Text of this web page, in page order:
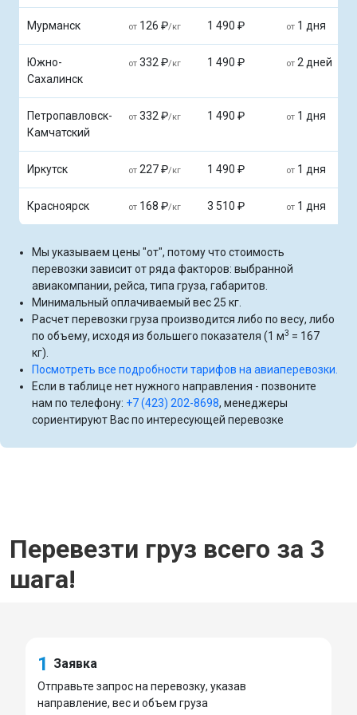
Мурманск от 126 ₽/кг 1 490 ₽ от 1 дня
Южно-
Сахалинск
от 332 ₽/кг 1 490 ₽ от 2 дней
Петропавловск-
Камчатский
от 332 ₽/кг 1 490 ₽ от 1 дня
Иркутск от 227 ₽/кг 1 490 ₽ от 1 дня
Красноярск от 168 ₽/кг 3 510 ₽ от 1 дня
Мы указываем цены "от", потому что стоимость
перевозки зависит от ряда факторов: выбранной
авиакомпании, рейса, типа груза, габаритов.
Минимальный оплачиваемый вес 25 кг.
Расчет перевозки груза производится либо по весу, либо
по объему, исходя из большего показателя (1 м3 = 167
кг).
Посмотреть все подробности тарифов на авиаперевозки.
Если в таблице нет нужного направления - позвоните
нам по телефону: +7 (423) 202-8698, менеджеры
сориентируют Вас по интересующей перевозке
Перевезти груз всего за 3
шага!
1 Заявка
Отправьте запрос на перевозку, указав
направление, вес и объем груза